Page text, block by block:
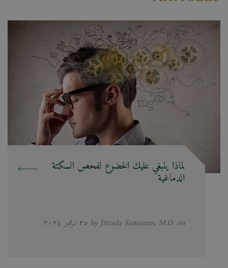
لماذا ينبغي عليك الخضوع لفحص السكتة
الدماغية
by Jitrada Samajarn, M.D. on ٢٥ نوفمبر ٢٠٢٤